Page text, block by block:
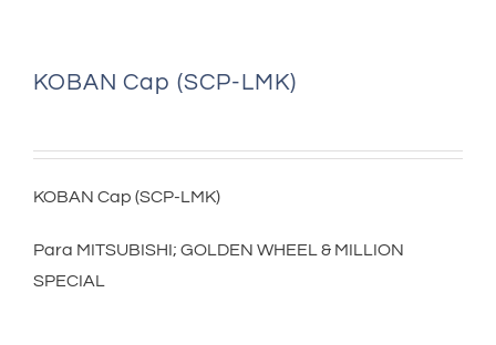
KOBAN Cap (SCP-LMK)
KOBAN Cap (SCP-LMK)
Para MITSUBISHI; GOLDEN WHEEL & MILLION
SPECIAL